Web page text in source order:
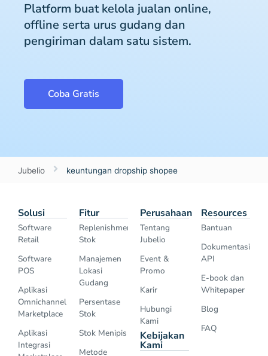
Platform buat kelola jualan online,
offline serta urus gudang dan
pengiriman dalam satu sistem.
Coba Gratis
Jubelio keuntungan dropship shopee
Solusi
Software
Retail
Software
POS
Aplikasi
Omnichannel
Marketplace
Aplikasi
Integrasi
Fitur
Replenishment
Stok
Manajemen
Lokasi
Gudang
Persentase
Stok
Stok Menipis
Metode
Perusahaan
Tentang
Jubelio
Event &
Promo
Karir
Hubungi
Kami
Kebijakan
Kami
Resources
Bantuan
Dokumentasi
API
E-book dan
Whitepaper
Blog
FAQ